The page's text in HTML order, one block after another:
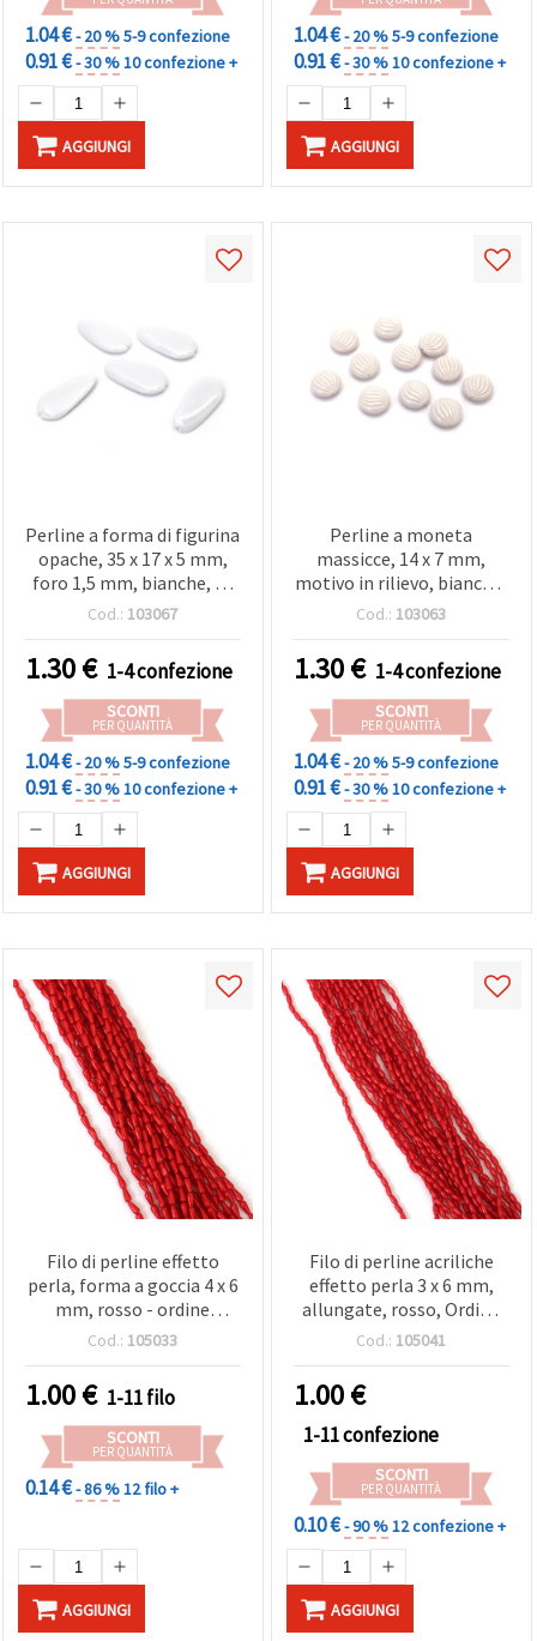
1.04 €- 20 %5-9 confezione
0.91 €- 30 %10 confezione +
AGGIUNGI
1.04 €- 20 %5-9 confezione
0.91 €- 30 %10 confezione +
AGGIUNGI
Perline a forma di figurina
opache, 35 x 17 x 5 mm,
foro 1,5 mm, bianche, 50
g (±25 pz)
Cod.: 103067
1.30€ 1-4 confezione
SCONTI
PER QUANTITÀ
1.04 €- 20 %5-9 confezione
0.91 €- 30 %10 confezione +
AGGIUNGI
Perline a moneta
massicce, 14 x 7 mm,
motivo in rilievo, bianche,
foro 1 mm - 50 g (±55 pz)
Cod.: 103063
1.30€ 1-4 confezione
SCONTI
PER QUANTITÀ
1.04 €- 20 %5-9 confezione
0.91 €- 30 %10 confezione +
AGGIUNGI
Filo di perline effetto
perla, forma a goccia 4 x 6
mm, rosso - ordine
minimo 12 fili
Cod.: 105033
1.00€ 1-11 filo
SCONTI
PER QUANTITÀ
0.14 €- 86 %12 filo +
AGGIUNGI
Filo di perline acriliche
effetto perla 3 x 6 mm,
allungate, rosso, Ordine
minimo: 12 fili
Cod.: 105041
1.00€
1-11 confezione
SCONTI
PER QUANTITÀ
0.10 €- 90 %12 confezione +
AGGIUNGI